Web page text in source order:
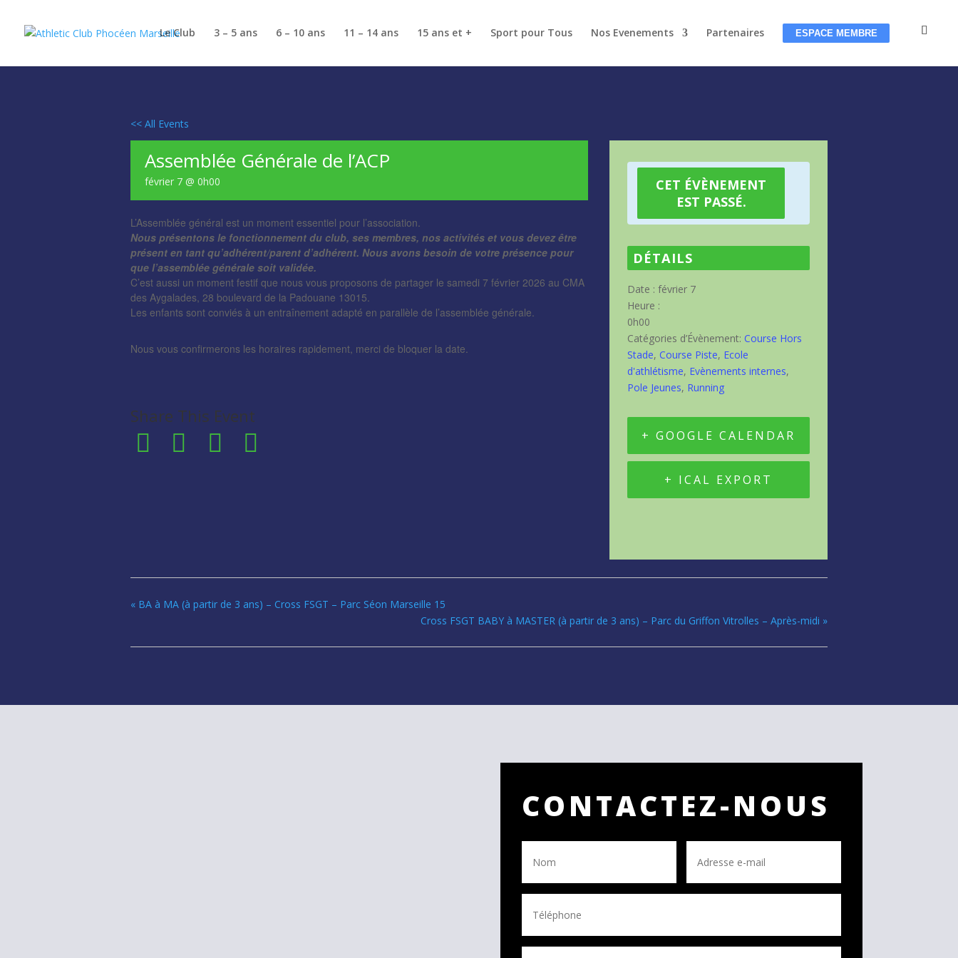
Le Club 3 – 5 ans 6 – 10 ans 11 – 14 ans 15 ans et + Sport pour Tous Nos Evenements Partenaires ESPACE MEMBRE
<< All Events
Assemblée Générale de l’ACP
février 7 @ 0h00
L’Assemblée général est un moment essentiel pour l’association.
Nous présentons le fonctionnement du club, ses membres, nos activités et vous devez être
présent en tant qu’adhérent/parent d’adhérent. Nous avons besoin de votre présence pour
que l’assemblée générale soit validée.
C’est aussi un moment festif que nous vous proposons de partager le samedi 7 février 2026 au CMA
des Aygalades, 28 boulevard de la Padouane 13015.
Les enfants sont conviés à un entraînement adapté en parallèle de l’assemblée générale.
Nous vous confirmerons les horaires rapidement, merci de bloquer la date.
Share This Event
CET ÉVÈNEMENT
EST PASSÉ.
DÉTAILS
Date : février 7
Heure :
0h00
Catégories d’Évènement: Course Hors
Stade, Course Piste, Ecole
d'athlétisme, Evènements internes,
Pole Jeunes, Running
+ GOOGLE CALENDAR
+ ICAL EXPORT
« BA à MA (à partir de 3 ans) – Cross FSGT – Parc Séon Marseille 15
Cross FSGT BABY à MASTER (à partir de 3 ans) – Parc du Griffon Vitrolles – Après-midi »
CONTACTEZ-NOUS